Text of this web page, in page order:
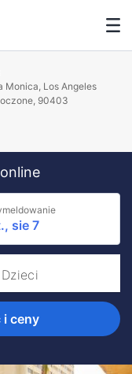
Monica, Los Angeles
90403
sie 7
Dzieci
i ceny